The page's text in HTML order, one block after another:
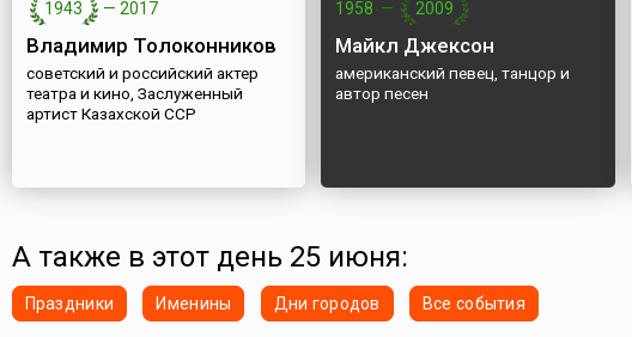
1943 — 2017
Владимир Толоконников
советский и российский актер
театра и кино, Заслуженный
артист Казахской ССР
1958 — 2009
Майкл Джексон
американский певец, танцор и
автор песен
А также в этот день 25 июня:
Праздники Именины Дни городов Все события